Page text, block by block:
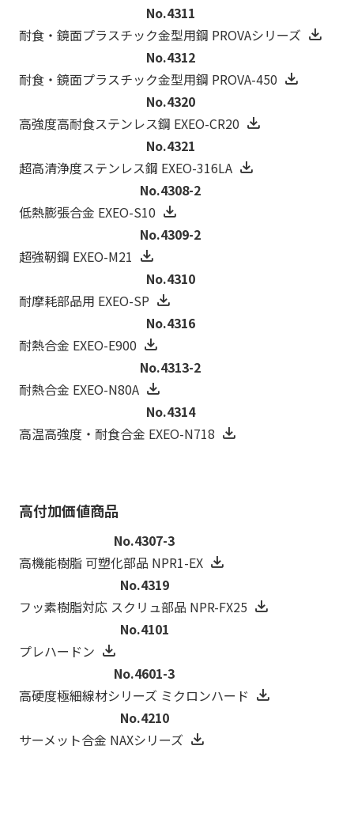
No.4311
耐食・鏡面プラスチック金型用鋼 PROVAシリーズ
No.4312
耐食・鏡面プラスチック金型用鋼 PROVA-450
No.4320
高強度高耐食ステンレス鋼 EXEO-CR20
No.4321
超高清浄度ステンレス鋼 EXEO-316LA
No.4308-2
低熱膨張合金 EXEO-S10
No.4309-2
超強靭鋼 EXEO-M21
No.4310
耐摩耗部品用 EXEO-SP
No.4316
耐熱合金 EXEO-E900
No.4313-2
耐熱合金 EXEO-N80A
No.4314
高温高強度・耐食合金 EXEO-N718
高付加価値商品
No.4307-3
高機能樹脂 可塑化部品 NPR1-EX
No.4319
フッ素樹脂対応 スクリュ部品 NPR-FX25
No.4101
プレハードン
No.4601-3
高硬度極細線材シリーズ ミクロンハード
No.4210
サーメット合金 NAXシリーズ